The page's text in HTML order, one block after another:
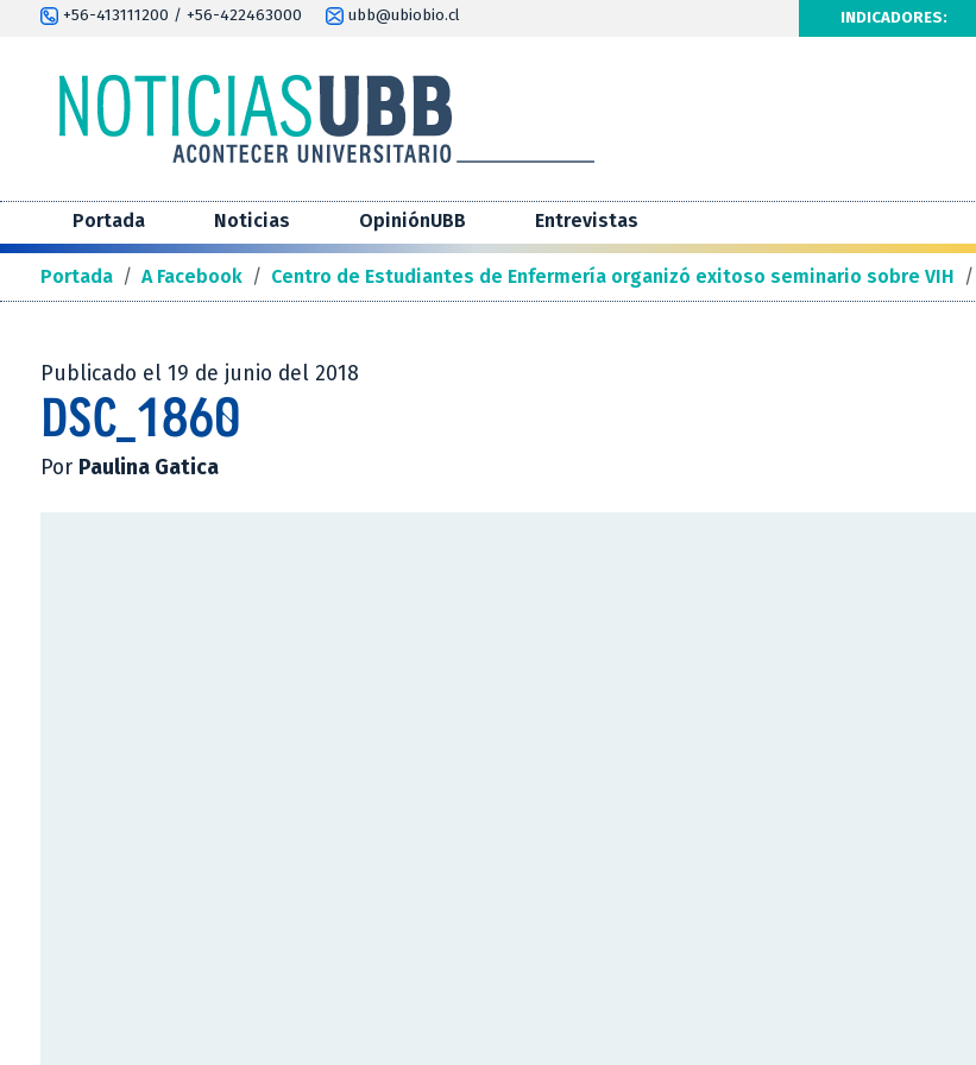
+56-413111200 / +56-422463000 ubb@ubiobio.cl INDICADORES:
Portada Noticias OpiniónUBB Entrevistas
Portada / A Facebook / Centro de Estudiantes de Enfermería organizó exitoso seminario sobre VIH /
Publicado el 19 de junio del 2018
DSC_1860
Por Paulina Gatica